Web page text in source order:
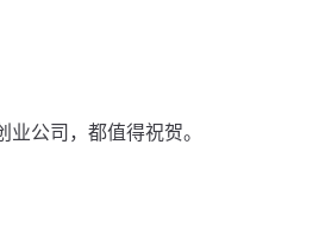
公司，都值得祝贺。